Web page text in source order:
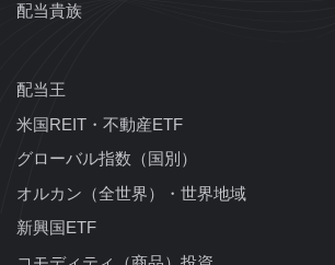
配当貴族
配当王
米国REIT・不動産ETF
グローバル指数（国別）
オルカン（全世界）・世界地域
新興国ETF